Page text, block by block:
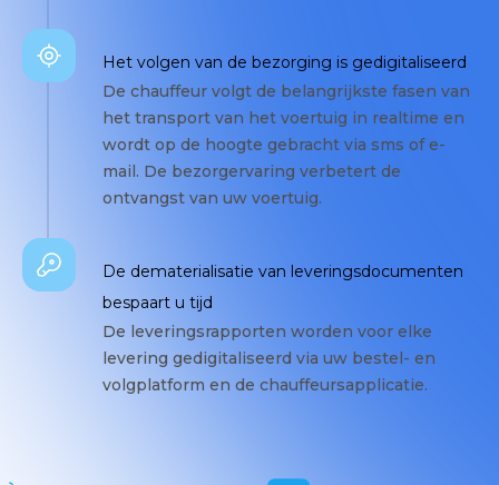
Het volgen van de bezorging is gedigitaliseerd
De chauffeur volgt de belangrijkste fasen van
het transport van het voertuig in realtime en
wordt op de hoogte gebracht via sms of e-
mail. De bezorgervaring verbetert de
ontvangst van uw voertuig.
De dematerialisatie van leveringsdocumenten
bespaart u tijd
De leveringsrapporten worden voor elke
levering gedigitaliseerd via uw bestel- en
volgplatform en de chauffeursapplicatie.